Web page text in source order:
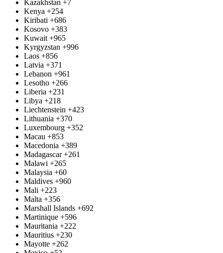
Kazakhstan +7
Kenya +254
Kiribati +686
Kosovo +383
Kuwait +965
Kyrgyzstan +996
Laos +856
Latvia +371
Lebanon +961
Lesotho +266
Liberia +231
Libya +218
Liechtenstein +423
Lithuania +370
Luxembourg +352
Macau +853
Macedonia +389
Madagascar +261
Malawi +265
Malaysia +60
Maldives +960
Mali +223
Malta +356
Marshall Islands +692
Martinique +596
Mauritania +222
Mauritius +230
Mayotte +262